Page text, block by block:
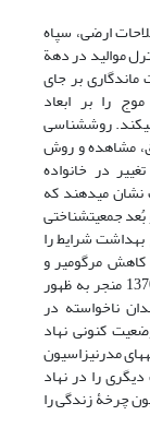
ارضی، سپاه
سیاست کنترل موالید در دهة
ماندگاری بر جای
را بر ابعاد
روش‏شناسی
مشاهده و روش
در خانواده
نشان می‏دهند که
بُعد جمعیت‏شناختی
بهداشت شرایط را
کاهش مرگ‏ومیر و
پدیدۀ مهاجرت مهیا نموده و مدرنیزاسیون دهۀ 1370 منجر به ظهور
ناخواسته در
کنونی نهاد
مدرنیزاسیون
را در نهاد
چرخۀ زندگی را